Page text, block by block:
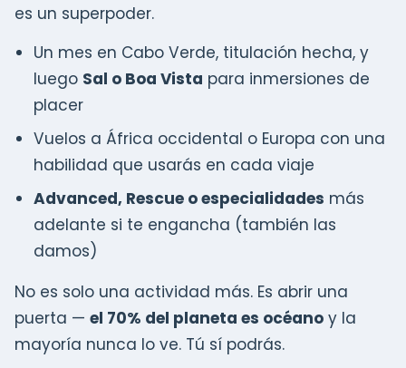
es un superpoder.
Un mes en Cabo Verde, titulación hecha, y
luego Sal o Boa Vista para inmersiones de
placer
Vuelos a África occidental o Europa con una
habilidad que usarás en cada viaje
Advanced, Rescue o especialidades más
adelante si te engancha (también las
damos)
No es solo una actividad más. Es abrir una
puerta — el 70% del planeta es océano y la
mayoría nunca lo ve. Tú sí podrás.